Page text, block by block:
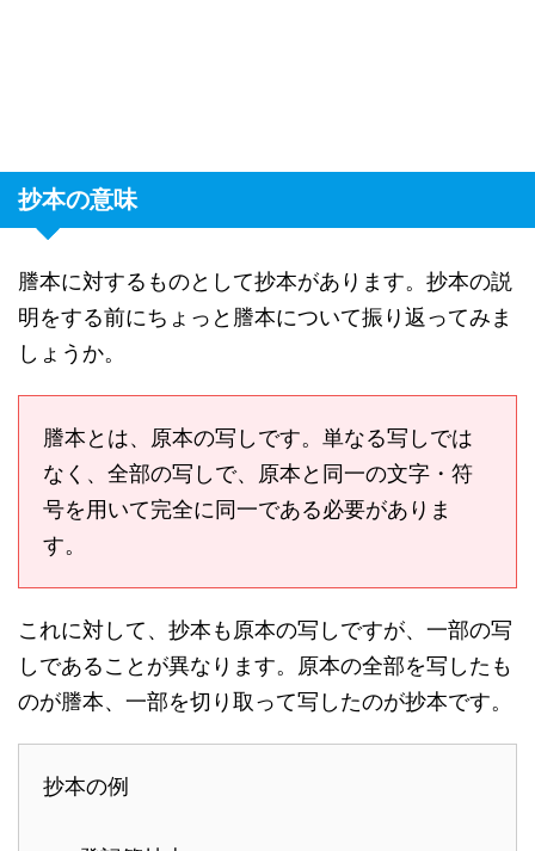
抄本の意味
謄本に対するものとして抄本があります。抄本の説
明をする前にちょっと謄本について振り返ってみま
しょうか。
謄本とは、原本の写しです。単なる写しでは
なく、全部の写しで、原本と同一の文字・符
号を用いて完全に同一である必要がありま
す。
これに対して、抄本も原本の写しですが、一部の写
しであることが異なります。原本の全部を写したも
のが謄本、一部を切り取って写したのが抄本です。
抄本の例